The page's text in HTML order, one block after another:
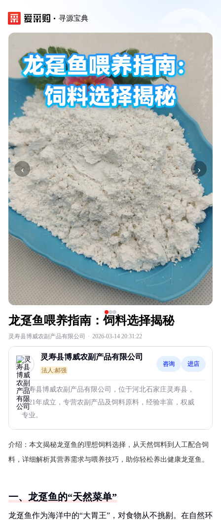
寻源宝典
‹ ›
龙趸鱼喂养指南：饲料选择揭秘
灵寿县博威农副产品有限公司 · 2026-03-14 20:31:22
灵寿县博威农副产品有限公司
法人:郝强
咨询 进店
灵寿县博威农副产品有限公司，位于河北石家庄灵寿县，
2021年成立，专营农副产品及饲料原料，经验丰富，权威
专业。
介绍： 本文揭秘龙趸鱼的理想饲料选择，从天然饵料到人工配合饲
料，详细解析其营养需求与喂养技巧，助你轻松养出健康龙趸鱼。
一、龙趸鱼的“天然菜单”
龙趸鱼作为海洋中的“大胃王”，对食物从不挑剔。在自然环